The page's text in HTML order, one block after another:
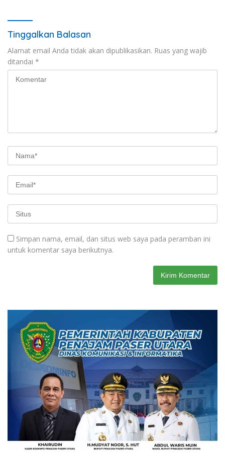
Tinggalkan Balasan
Alamat email Anda tidak akan dipublikasikan. Ruas yang wajib
ditandai *
Simpan nama, email, dan situs web saya pada peramban ini
untuk komentar saya berikutnya.